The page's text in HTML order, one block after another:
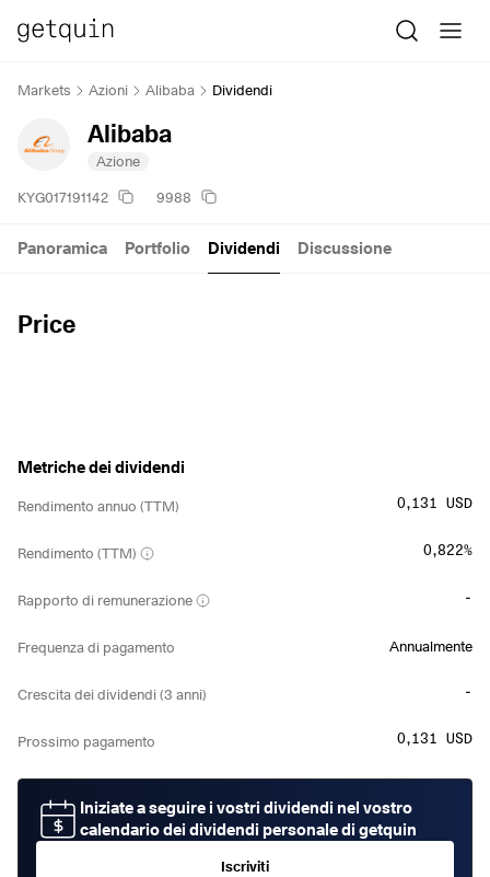
Markets Azioni Alibaba Dividendi
Alibaba
Azione
KYG017191142 9988
Price
Panoramica Portfolio Dividendi Discussione
Metriche dei dividendi
Rendimento annuo (TTM) 0,131 USD
Rendimento (TTM) 0,822%
Rapporto di remunerazione -
Frequenza di pagamento Annualmente
Crescita dei dividendi (3 anni) -
Prossimo pagamento 0,131 USD
Iniziate a seguire i vostri dividendi nel vostro
calendario dei dividendi personale di getquin
Iscriviti